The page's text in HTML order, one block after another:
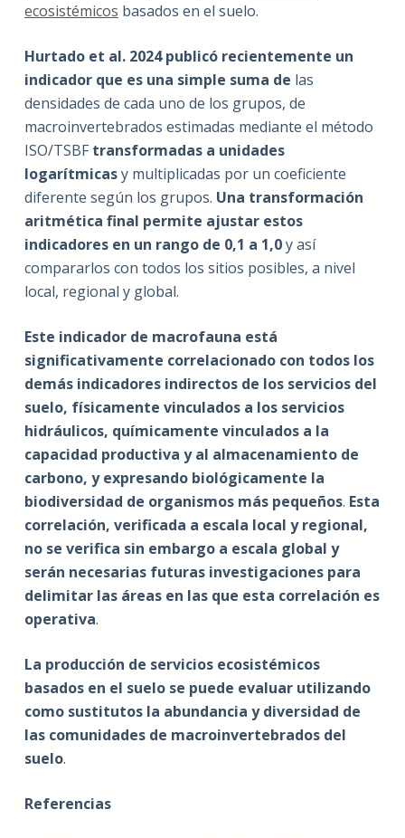
ecosistémicos basados en el suelo.
Hurtado et al. 2024 publicó recientemente un
indicador que es una simple suma de las
densidades de cada uno de los grupos, de
macroinvertebrados estimadas mediante el método
ISO/TSBF transformadas a unidades
logarítmicasy multiplicadas por un coeficiente
diferente según los grupos. Una transformación
aritmética final permite ajustar estos
indicadores en un rango de 0,1 a 1,0y así
compararlos con todos los sitios posibles, a nivel
local, regional y global.
Este indicador de macrofauna está
significativamente correlacionado con todos los
demás indicadores indirectos de los servicios del
suelo, físicamente vinculados a los servicios
hidráulicos, químicamente vinculados a la
capacidad productiva y al almacenamiento de
carbono, y expresando biológicamente la
biodiversidad de organismos más pequeños. Esta
correlación, verificada a escala local y regional,
no se verifica sin embargo a escala global y
serán necesarias futuras investigaciones para
delimitar las áreas en las que esta correlación es
operativa.
La producción de servicios ecosistémicos
basados en el suelo se puede evaluar utilizando
como sustitutos la abundancia y diversidad de
las comunidades de macroinvertebrados del
suelo.
Referencias